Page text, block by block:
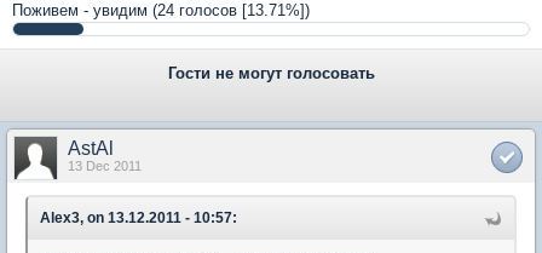
Поживем - увидим (24 голосов [13.71%])
Гости не могут голосовать
AstAl
13 Dec 2011
Alex3, on 13.12.2011 - 10:57: